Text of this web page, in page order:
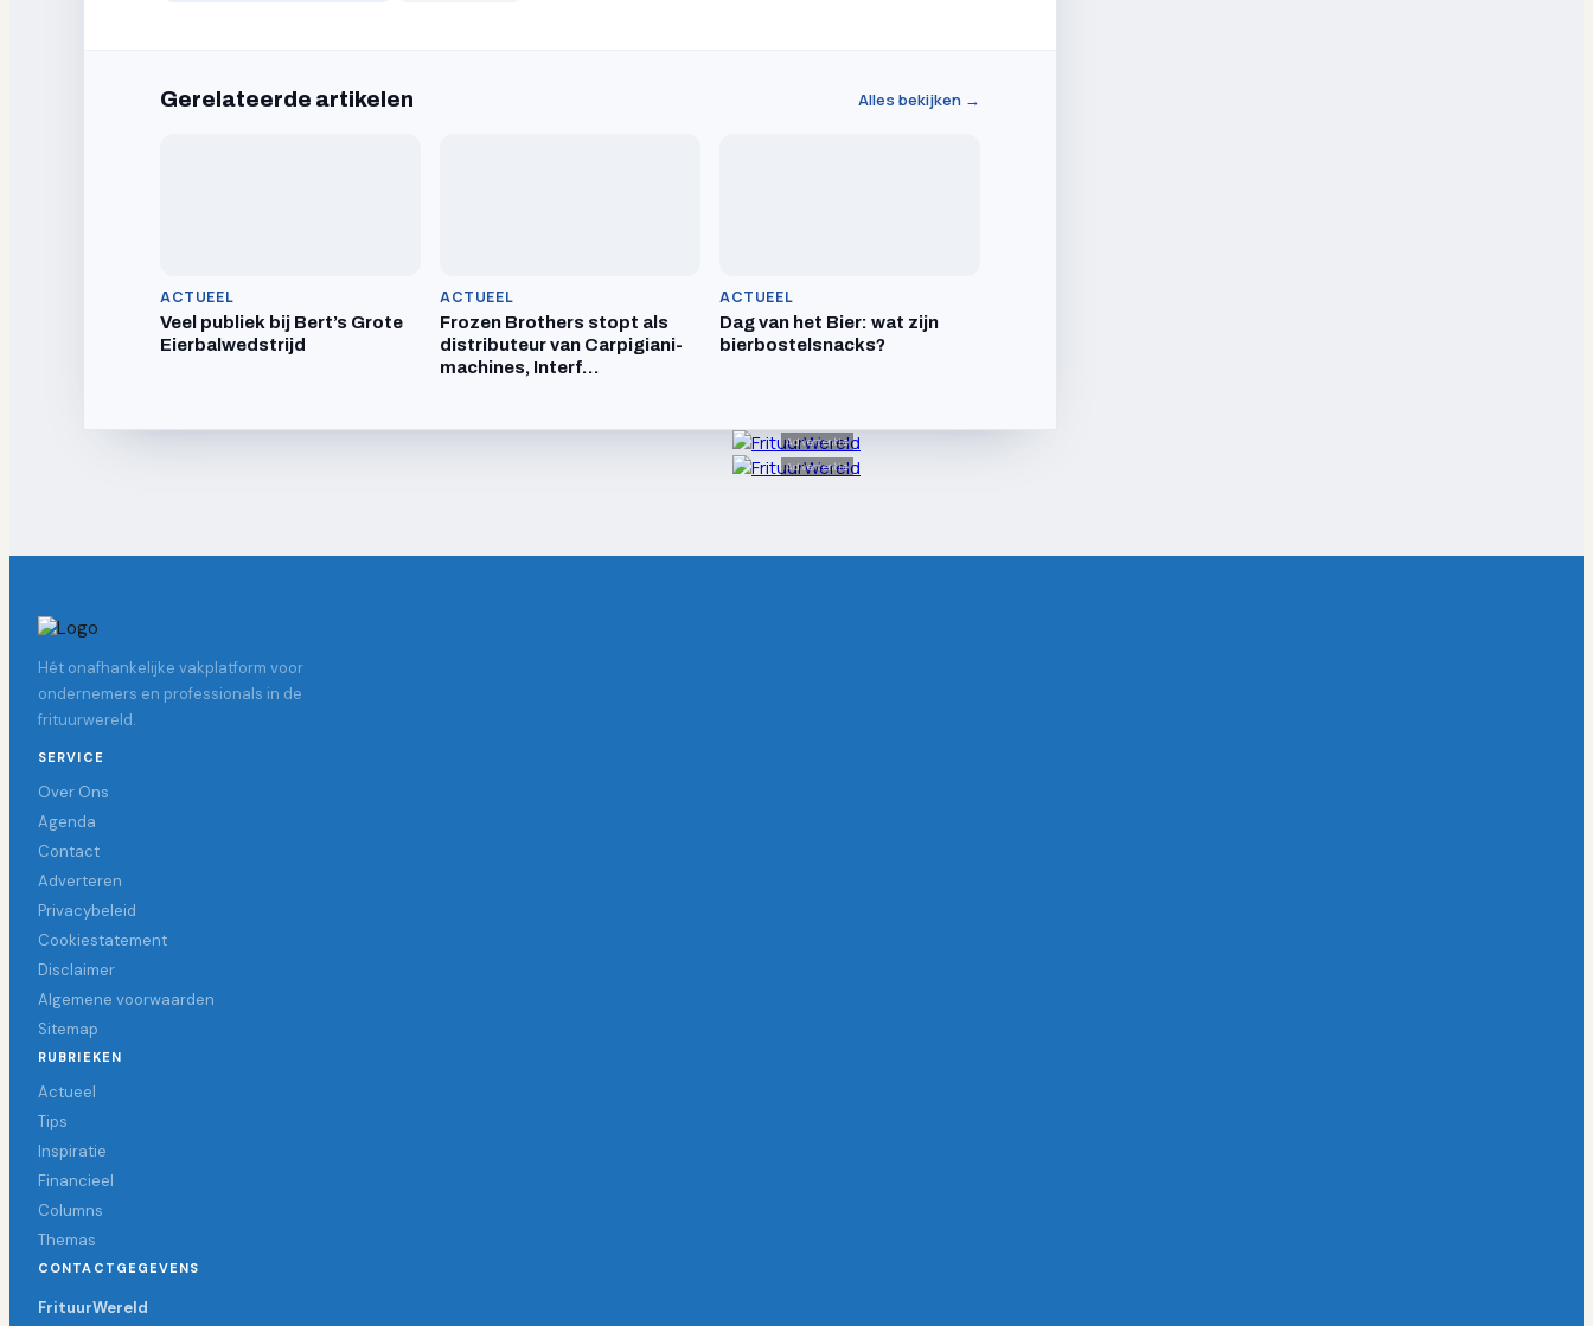
Gerelateerde artikelen Alles bekijken →
ACTUEEL
Veel publiek bij Bert’s Grote
Eierbalwedstrijd
ACTUEEL
Frozen Brothers stopt als
distributeur van Carpigiani-
machines, Interf…
ACTUEEL
Dag van het Bier: wat zijn
bierbostelsnacks?
Advertentie
Advertentie
Hét onafhankelijke vakplatform voor
ondernemers en professionals in de
frituurwereld.
SERVICE
Over Ons
Agenda
Contact
Adverteren
Privacybeleid
Cookiestatement
Disclaimer
Algemene voorwaarden
Sitemap
RUBRIEKEN
Actueel
Tips
Inspiratie
Financieel
Columns
Themas
CONTACTGEGEVENS
FrituurWereld